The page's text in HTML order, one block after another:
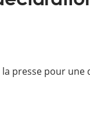
presse pour une